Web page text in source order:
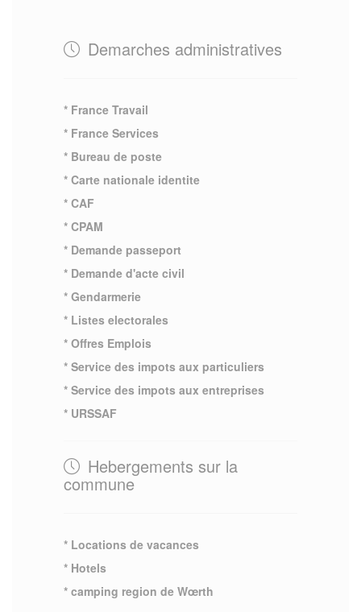
Demarches administratives
* France Travail
* France Services
* Bureau de poste
* Carte nationale identite
* CAF
* CPAM
* Demande passeport
* Demande d'acte civil
* Gendarmerie
* Listes electorales
* Offres Emplois
* Service des impots aux particuliers
* Service des impots aux entreprises
* URSSAF
Hebergements sur la
commune
* Locations de vacances
* Hotels
* camping region de Wœrth